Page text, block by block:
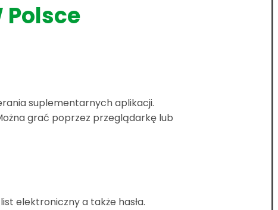
Polsce
suplementarnych aplikacji.
grać poprzez przeglądarkę lub
elektroniczny a także hasła.